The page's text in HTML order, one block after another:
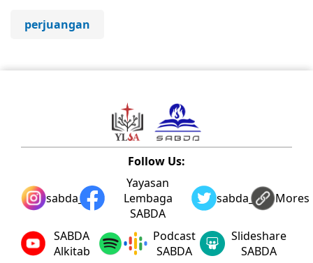
perjuangan
Follow Us:
sabda_ylsa
Yayasan
Lembaga
SABDA
sabda_ylsaMores
SABDA
Alkitab
Podcast
SABDA
Slideshare
SABDA